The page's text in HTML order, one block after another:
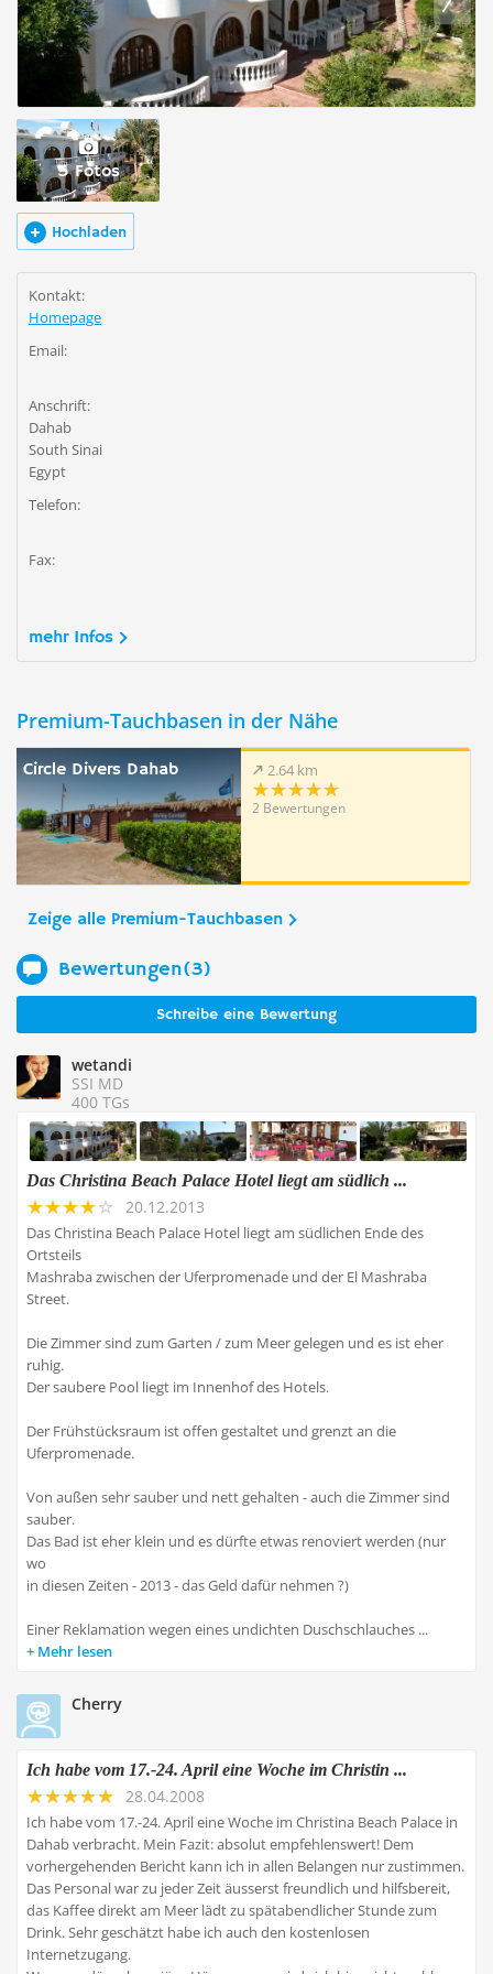
5 Fotos
Hochladen
Kontakt:
Homepage
Email:
Anschrift:
Dahab
South Sinai
Egypt
Telefon:
Fax:
mehr Infos
Premium-Tauchbasen in der Nähe
Circle Divers Dahab 2.64 km
2 Bewertungen
Zeige alle Premium-Tauchbasen
Bewertungen(3)
Schreibe eine Bewertung
wetandi
SSI MD
400 TGs
Das Christina Beach Palace Hotel liegt am südlich ...
20.12.2013
Das Christina Beach Palace Hotel liegt am südlichen Ende des
Ortsteils
Mashraba zwischen der Uferpromenade und der El Mashraba
Street.
Die Zimmer sind zum Garten / zum Meer gelegen und es ist eher
ruhig.
Der saubere Pool liegt im Innenhof des Hotels.
Der Frühstücksraum ist offen gestaltet und grenzt an die
Uferpromenade.
Von außen sehr sauber und nett gehalten - auch die Zimmer sind
sauber.
Das Bad ist eher klein und es dürfte etwas renoviert werden (nur
wo
in diesen Zeiten - 2013 - das Geld dafür nehmen ?)
Einer Reklamation wegen eines undichten Duschschlauches ...
Mehr lesen
Cherry
Ich habe vom 17.-24. April eine Woche im Christin ...
28.04.2008
Ich habe vom 17.-24. April eine Woche im Christina Beach Palace in
Dahab verbracht. Mein Fazit: absolut empfehlenswert! Dem
vorhergehenden Bericht kann ich in allen Belangen nur zustimmen.
Das Personal war zu jeder Zeit äusserst freundlich und hilfsbereit,
das Kaffee direkt am Meer lädt zu spätabendlicher Stunde zum
Drink. Sehr geschätzt habe ich auch den kostenlosen
Internetzugang.